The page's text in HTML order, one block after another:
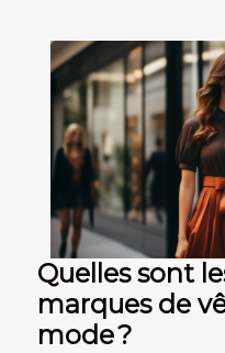
Quelles sont
marques de
mode ?